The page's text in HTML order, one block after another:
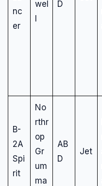
nc
er
wel
l
D
B-
2A
Spi
rit
No
rthr
op
Gr
um
ma
AB
D
Jet